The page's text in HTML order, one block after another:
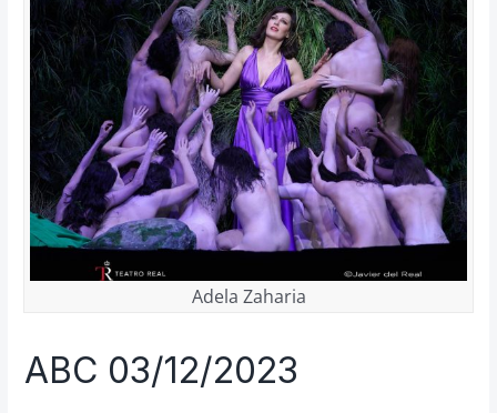
Adela Zaharia
ABC 03/12/2023